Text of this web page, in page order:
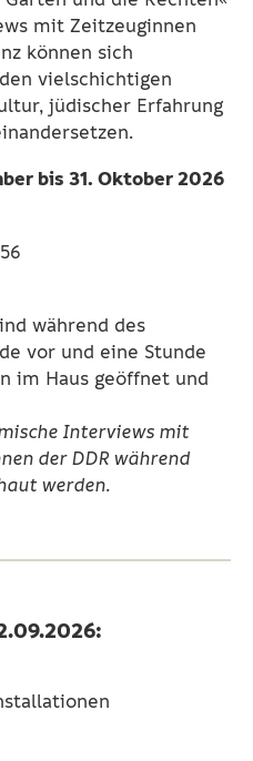
mit Zeitzeuginnen
können sich
vielschichtigen
jüdischer Erfahrung
bis 31. Oktober 2026
während des
vor und eine Stunde
im Haus geöffnet und
Interviews mit
der DDR während
werden.